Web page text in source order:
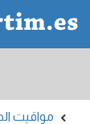
مواقيت